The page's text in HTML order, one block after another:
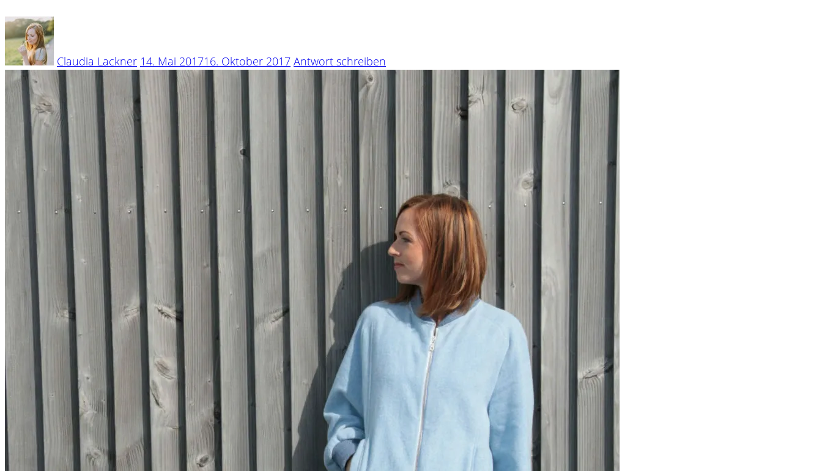
Claudia Lackner 14. Mai 201716. Oktober 2017 Antwort schreiben